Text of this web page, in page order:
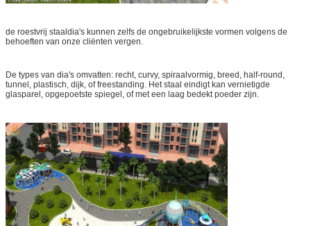
de roestvrij staaldia's kunnen zelfs de ongebruikelijkste vormen volgens de
behoeften van onze cliënten vergen.
De types van dia's omvatten: recht, curvy, spiraalvormig, breed, half-round,
tunnel, plastisch, dijk, of freestanding. Het staal eindigt kan vernietigde
glasparel, opgepoetste spiegel, of met een laag bedekt poeder zijn.